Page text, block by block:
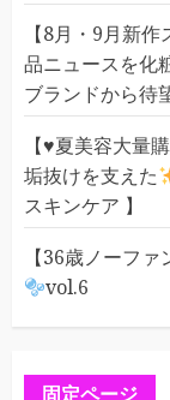
【8月・9月新
品ニュースを化
ブランドから待
【♥️夏美容大量
垢抜けを支えた
スキンケア 】
【36歳ノーフ
vol.6